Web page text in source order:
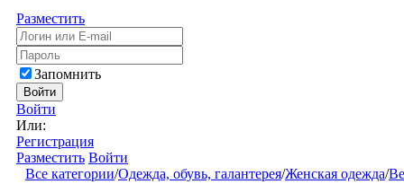
Разместить
Запомнить
Войти
Войти
Или:
Регистрация
Разместить Войти
Все категории/Одежда, обувь, галантерея/Женская одежда/